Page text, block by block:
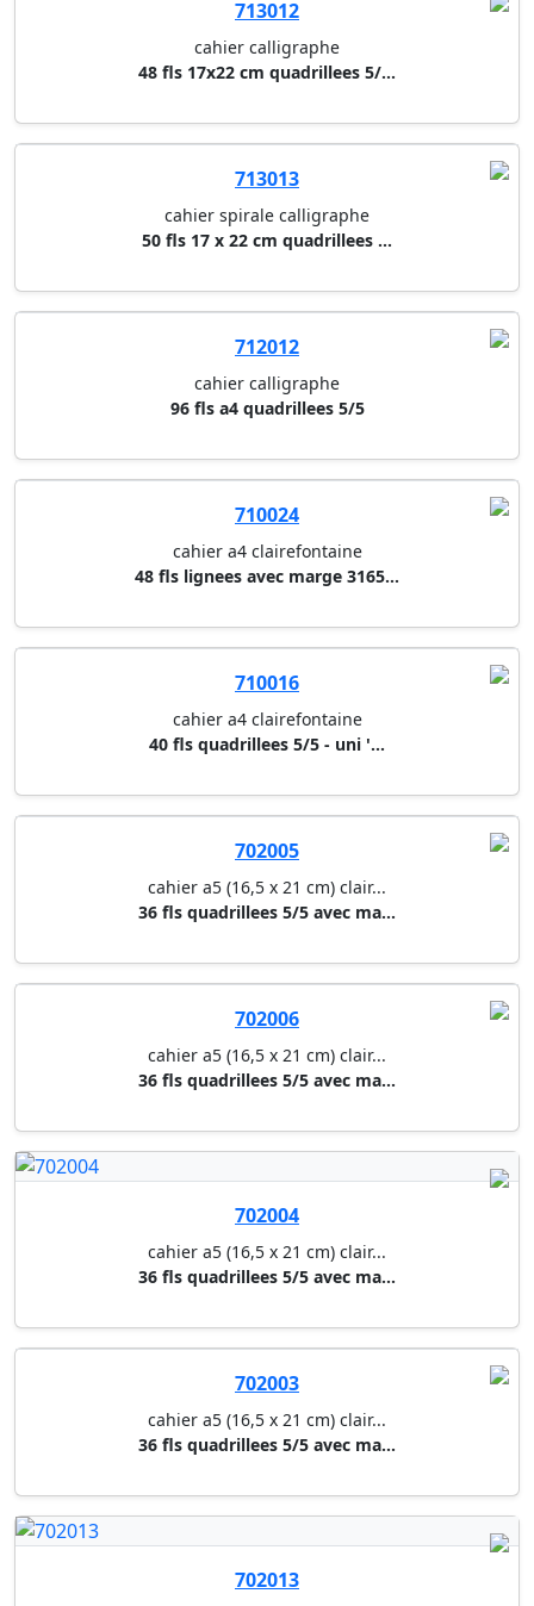
713013
cahier spirale calligraphe
50 fls 17 x 22 cm quadrillees ...
712012
cahier calligraphe
96 fls a4 quadrillees 5/5
710024
cahier a4 clairefontaine
48 fls lignees avec marge 3165...
710016
cahier a4 clairefontaine
40 fls quadrillees 5/5 - uni '...
702005
cahier a5 (16,5 x 21 cm) clair...
36 fls quadrillees 5/5 avec ma...
702006
cahier a5 (16,5 x 21 cm) clair...
36 fls quadrillees 5/5 avec ma...
702004
cahier a5 (16,5 x 21 cm) clair...
36 fls quadrillees 5/5 avec ma...
702003
cahier a5 (16,5 x 21 cm) clair...
36 fls quadrillees 5/5 avec ma...
702013
cahier a5 (16,5 x 21 cm) clair...
60 fls quadrillees 5/5 avec ma...
702014
60 fls quadrillees 5/5 avec ma...